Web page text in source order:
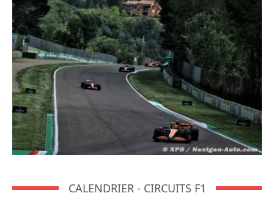
CALENDRIER - CIRCUITS F1